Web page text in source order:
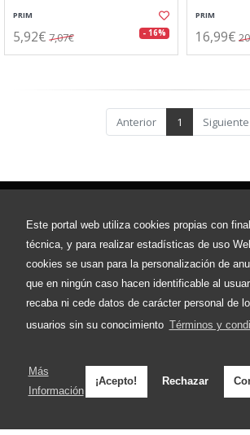
Este portal web utiliza cookies propias con
técnica, y para realizar estadísticas de uso
cookies se usan para la personalización de
que en ningún caso hacen identificable al
recaba ni cede datos de carácter personal de
usuarios sin su conocimiento Términos y
Más
Información
¡Acepto! Rechazar
PRIM
5,92€ 7,07€ - 16%
PRIM
16,99€
Anterior 1 Siguiente
Contacto Aviso Legal
Política de envíos
Política de devolución
Política